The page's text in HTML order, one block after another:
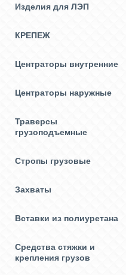
Изделия для ЛЭП
КРЕПЕЖ
Центраторы внутренние
Центраторы наружные
Траверсы
грузоподъемные
Стропы грузовые
Захваты
Вставки из полиуретана
Средства стяжки и
крепления грузов